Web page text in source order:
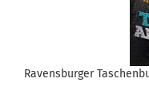
Ravensburger